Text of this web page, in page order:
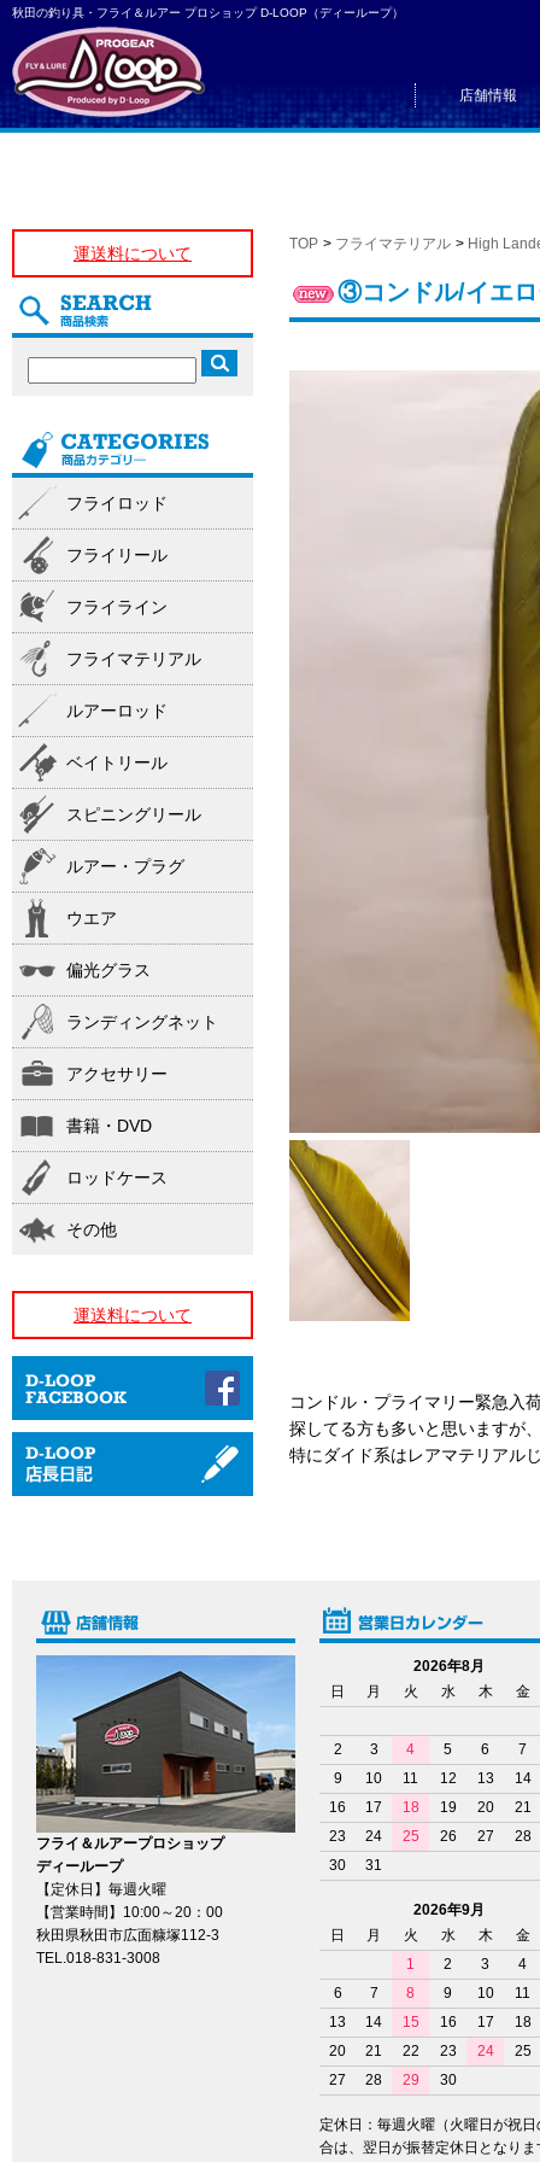
秋田の釣り具・フライ＆ルアー プロショップ D-LOOP（ディーループ）
店舗情報
TOP > フライマテリアル > High
③コンドル/イエ
コンドル・プライマリー緊急入
探してる方も多いと思いますが
特にダイド系はレアマテリアル
運送料について
フライロッド
フライリール
フライライン
フライマテリアル
ルアーロッド
ベイトリール
スピニングリール
ルアー・プラグ
ウエア
偏光グラス
ランディングネット
アクセサリー
書籍・DVD
ロッドケース
その他
運送料について
フライ＆ルアープロショップ
ディーループ
【定休日】毎週火曜
【営業時間】10:00～20：00
秋田県秋田市広面糠塚112-3
TEL.018-831-3008
2026年8月
日
月 火 水 木 金
2 3 4 5 6
7
9
10 11 12 13
14
16
17 18 19 20
21
23
24 25 26 27
28
30
31
2026年9月
日
月 火 水 木
金
1
2 3
4
6
7 8 9 10
11
13
14 15 16 17
18
20
21 22 23 24
25
27
28 29 30
定休日：毎週火曜（火曜日が祝日
合は、翌日が振替定休日となりま